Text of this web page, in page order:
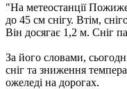
"На метеостанції
до 45 см снігу. Втім,
Він досягає 1,2 м. Сніг
За його словами,
сніг та зниження
ожеледі на дорогах.